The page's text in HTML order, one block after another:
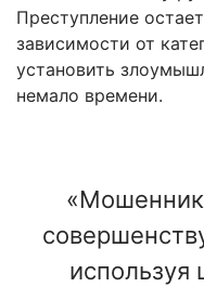
Преступление
зависимости от
установить
немало времени.
используя